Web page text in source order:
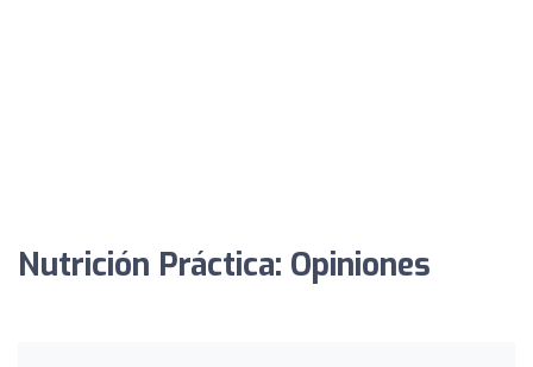
Nutrición Práctica: Opiniones